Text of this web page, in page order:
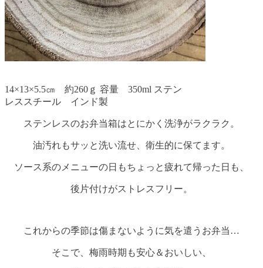
14×13×5.5㎝ 約260ｇ 容量 350ml ステン
レススチール インド製
ステンレスのお弁当箱はとにかく洗浄がラクラク。
油汚れもサッと洗い流せ、衛生的に保てます。
ソース系のメニューの日もちょっと疲れて帰った日も、
後片付けがストレスフリー。
これからの季節は傷まないように気を遣うお弁当…
そこで、梅雨時期も安心＆おいしい、